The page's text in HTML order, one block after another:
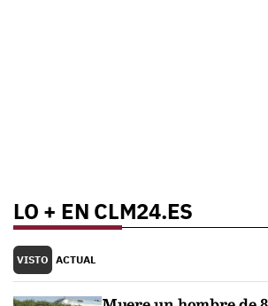
LO + EN CLM24.ES
VISTO ACTUAL